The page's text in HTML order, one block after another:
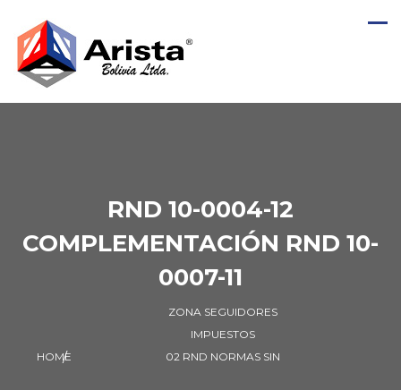
RND 10-0004-12
COMPLEMENTACIÓN RND 10-
0007-11
HOME
ZONA SEGUIDORES
IMPUESTOS
02 RND NORMAS SIN